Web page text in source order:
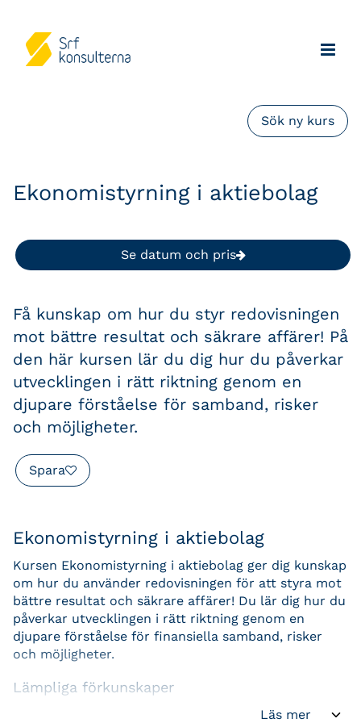
Sök ny kurs
Ekonomistyrning i aktiebolag
Se datum och pris
Få kunskap om hur du styr redovisningen
mot bättre resultat och säkrare affärer! På
den här kursen lär du dig hur du påverkar
utvecklingen i rätt riktning genom en
djupare förståelse för samband, risker
och möjligheter.
Spara
Ekonomistyrning i aktiebolag
Kursen Ekonomistyrning i aktiebolag ger dig kunskap
om hur du använder redovisningen för att styra mot
bättre resultat och säkrare affärer! Du lär dig hur du
påverkar utvecklingen i rätt riktning genom en
djupare förståelse för finansiella samband, risker
och möjligheter.
Lämpliga förkunskaper
Du arbetar med aktiebolag som ekonomiansvarig,
Läs mer